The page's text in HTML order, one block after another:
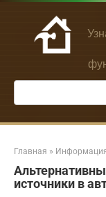
Перейти
контенту
Поиск:
Главная »
источники в